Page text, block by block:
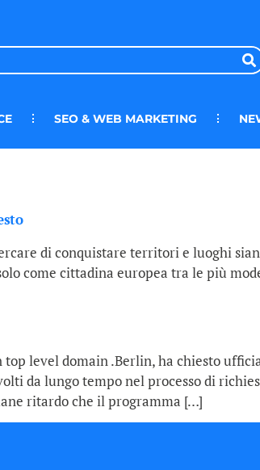
SEO & WEB MARKETING
di conquistare territori e luoghi
come cittadina europea tra le più
level domain .Berlin, ha chiesto
da lungo tempo nel processo di
ritardo che il programma […]